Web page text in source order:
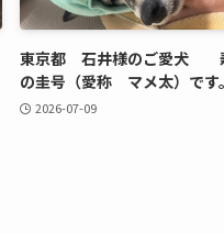
東京都 石井様のご愛犬
の圭号（愛称 マメ太）です。
2026-07-09